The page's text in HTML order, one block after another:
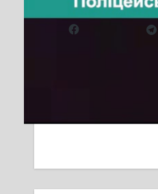
Надіслати друзям